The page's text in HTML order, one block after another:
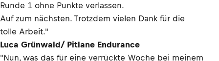
Runde 1 ohne Punkte verlassen.
Auf zum nächsten. Trotzdem vielen Dank für die
tolle Arbeit."
Luca Grünwald/ Pitlane Endurance
"Nun, was das für eine verrückte Woche bei meinem